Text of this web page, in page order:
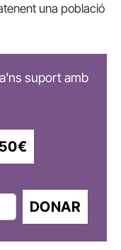
una població
suport amb
50€
DONAR